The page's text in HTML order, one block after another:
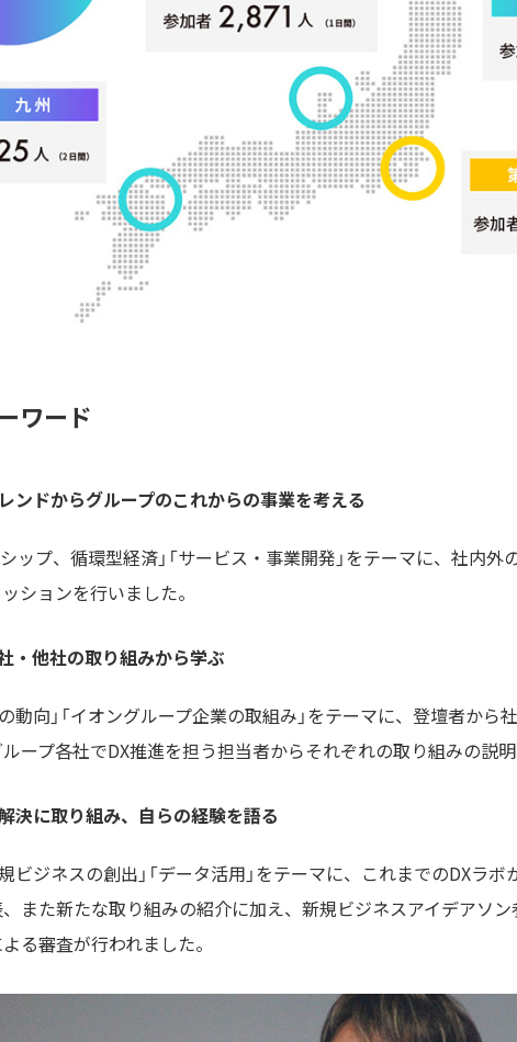
ワード
ンドからグループのこれからの事業を考える
ップ、循環型経済」「サービス・事業開発」をテーマに、社内
ションを行いました。
・他社の取り組みから学ぶ
の動向」「イオングループ企業の取組み」をテーマに、登壇者か
ープ各社でDX推進を担う担当者からそれぞれの取り組みの説明
決に取り組み、自らの経験を語る
規ビジネスの創出」「データ活用」をテーマに、これまでのDXラ
また新たな取り組みの紹介に加え、新規ビジネスアイデアソ
る審査が行われました。